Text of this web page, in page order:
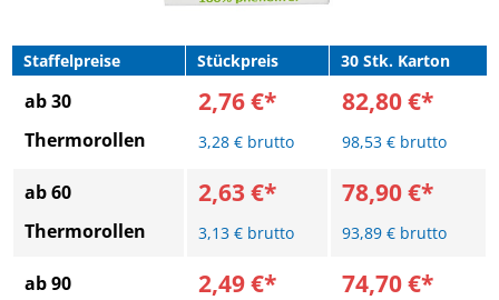
Staffelpreise Stückpreis 30 Stk. Karton
ab 30
Thermorollen
2,76 €*
3,28 € brutto
82,80 €*
98,53 € brutto
ab 60
Thermorollen
2,63 €*
3,13 € brutto
78,90 €*
93,89 € brutto
ab 90
2,49 €* 74,70 €*